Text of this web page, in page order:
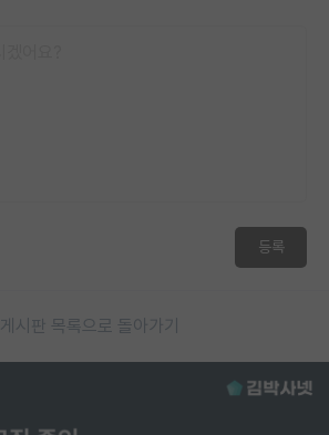
등록
게시판 목록으로 돌아가기